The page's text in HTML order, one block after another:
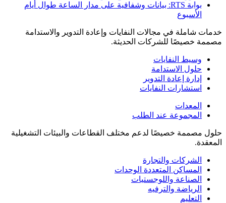
بوابة RTS: بيانات وشفافية على مدار الساعة طوال أيام
الأسبوع
خدمات شاملة في مجالات النفايات وإعادة التدوير والاستدامة
مصممة خصيصًا للشركات الحديثة.
وسيط النفايات
حلول الاستدامة
إدارة إعادة التدوير
استشارات النفايات
المعدات
المجموعة عند الطلب
حلول مصممة خصيصًا لدعم مختلف القطاعات والبيئات التشغيلية
المعقدة.
الشركات والتجارة
المساكن المتعددة الوحدات
الصناعة واللوجستيات
الرياضة والترفيه
التعليم